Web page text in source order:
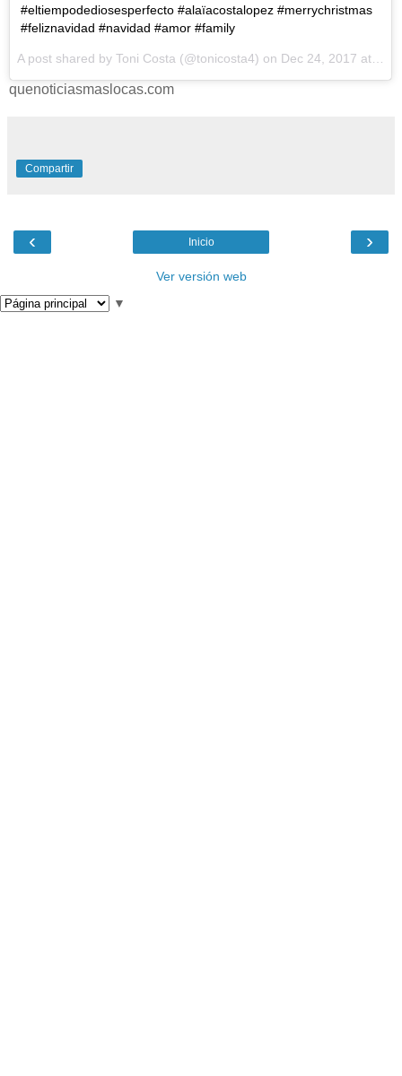
#eltiempodediosesperfecto #alaïacostalopez #merrychristmas
#feliznavidad #navidad #amor #family
A post shared by Toni Costa (@tonicosta4) on Dec 24, 2017 at 5:27pm PST
quenoticiasmaslocas.com
Compartir
‹ ›
Inicio
Ver versión web
▼